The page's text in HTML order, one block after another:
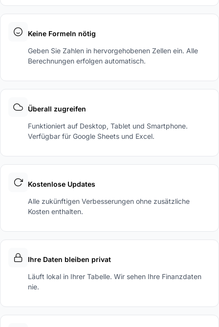
Keine Formeln nötig
Geben Sie Zahlen in hervorgehobenen Zellen ein. Alle
Berechnungen erfolgen automatisch.
Überall zugreifen
Funktioniert auf Desktop, Tablet und Smartphone.
Verfügbar für Google Sheets und Excel.
Kostenlose Updates
Alle zukünftigen Verbesserungen ohne zusätzliche
Kosten enthalten.
Ihre Daten bleiben privat
Läuft lokal in Ihrer Tabelle. Wir sehen Ihre Finanzdaten
nie.